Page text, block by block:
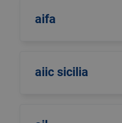
aifa
aiic sicilia